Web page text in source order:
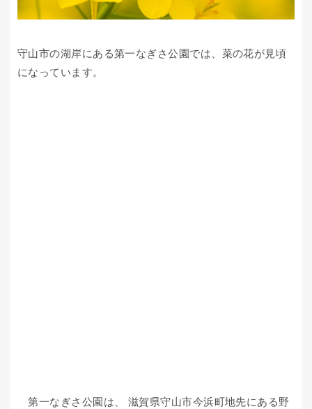
守山市の湖岸にある第一なぎさ公園では、菜の花が見頃
になっています。
第一なぎさ公園は、 滋賀県守山市今浜町地先にある野